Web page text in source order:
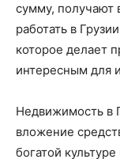
сумму, получают
работать в
которое делает
интересным для
Недвижимость в
вложение
богатой